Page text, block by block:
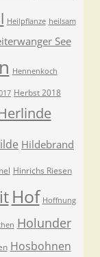
Heilpflanze heilsam
See
Hennenkoch
Herbst 2018
Hildebrand
Hinrichs Riesen
Hof Hoffnung
Holunder
Hosbohnen